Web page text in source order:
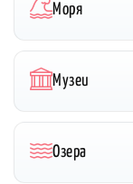
Моря
Музеи
Озера